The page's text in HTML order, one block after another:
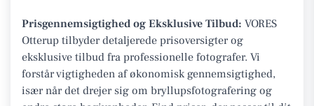
Prisgennemsigtighed og Eksklusive Tilbud: VORES
Otterup tilbyder detaljerede prisoversigter og
eksklusive tilbud fra professionelle fotografer. Vi
forstår vigtigheden af økonomisk gennemsigtighed,
især når det drejer sig om bryllupsfotografering og